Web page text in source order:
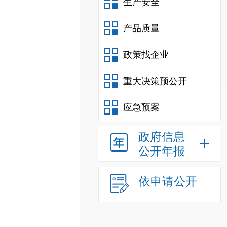
生产安全
产品质量
政策找企业
重大决策预公开
应急预案
政府信息
公开年报
依申请公开